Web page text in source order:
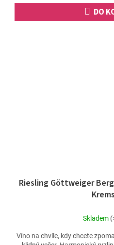
DO
Riesling Göttweiger
Skladem
Víno na chvíle, kdy chcete